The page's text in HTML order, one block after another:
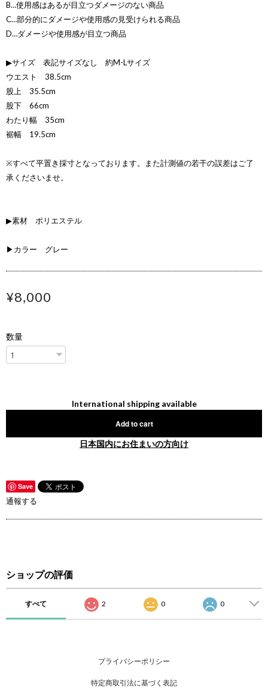
B…使用感はあるが目立つダメージのない商品
C…部分的にダメージや使用感の見受けられる商品
D…ダメージや使用感が目立つ商品
▶サイズ 表記サイズなし 約M-Lサイズ
ウエスト 38.5cm
股上 35.5cm
股下 66cm
わたり幅 35cm
裾幅 19.5cm
※すべて平置き採寸となっております。また計測値の若干の誤差はご了
承くださいませ。
▶素材 ポリエステル
▶カラー グレー
¥8,000
数量
International shipping available
Add to cart
日本国内にお住まいの方向け
Save
通報する
ショップの評価
すべて 2 0 0
プライバシーポリシー
特定商取引法に基づく表記